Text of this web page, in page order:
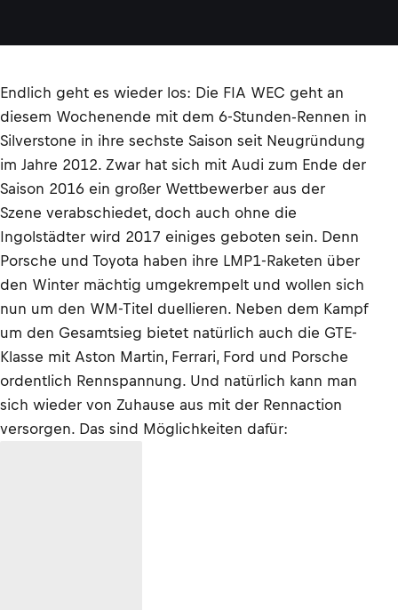
Endlich geht es wieder los: Die FIA WEC geht an
diesem Wochenende mit dem 6-Stunden-Rennen in
Silverstone in ihre sechste Saison seit Neugründung
im Jahre 2012. Zwar hat sich mit Audi zum Ende der
Saison 2016 ein großer Wettbewerber aus der
Szene verabschiedet, doch auch ohne die
Ingolstädter wird 2017 einiges geboten sein. Denn
Porsche und Toyota haben ihre LMP1-Raketen über
den Winter mächtig umgekrempelt und wollen sich
nun um den WM-Titel duellieren. Neben dem Kampf
um den Gesamtsieg bietet natürlich auch die GTE-
Klasse mit Aston Martin, Ferrari, Ford und Porsche
ordentlich Rennspannung. Und natürlich kann man
sich wieder von Zuhause aus mit der Rennaction
versorgen. Das sind Möglichkeiten dafür: